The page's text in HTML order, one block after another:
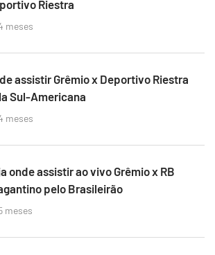
Riestra
meses
assistir Grêmio x Deportivo Riestra
Sul-Americana
meses
onde assistir ao vivo Grêmio x RB
pelo Brasileirão
meses